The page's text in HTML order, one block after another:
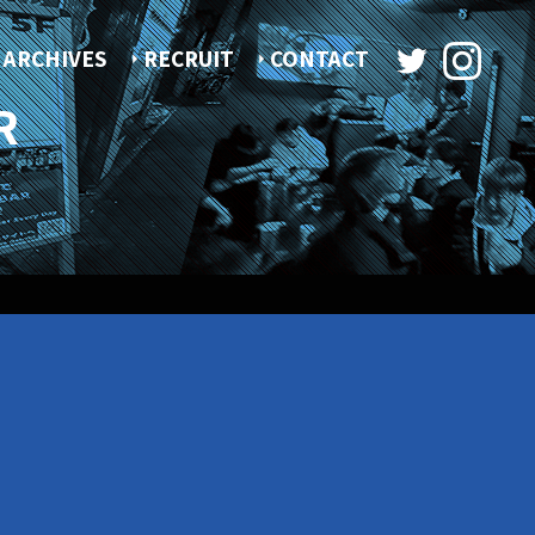
ARCHIVES RECRUIT CONTACT